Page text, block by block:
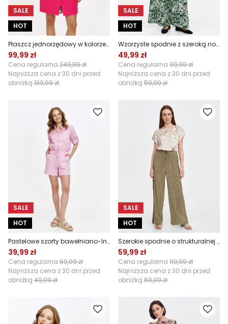
SALE
HOT
Płaszcz jednorzędowy w kolorze różowym
99,99 zł
Cena regularna 249,99 zł
Najniższa cena z 30 dni przed
obniżką 139,99 zł
SALE
HOT
Wzorzyste spodnie z szeroką nogawką
49,99 zł
Cena regularna 99,99 zł
Najniższa cena z 30 dni przed
obniżką 59,99 zł
SALE
HOT
Pastelowe szorty bawełniano-lniane
39,99 zł
Cena regularna 69,99 zł
Najniższa cena z 30 dni przed
obniżką 49,99 zł
SALE
HOT
Szerokie spodnie o strukturalnej powierzchni
59,99 zł
Cena regularna 119,99 zł
Najniższa cena z 30 dni przed
obniżką 69,99 zł